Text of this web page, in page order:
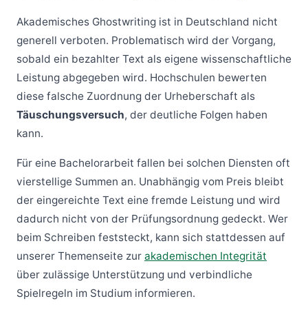
Akademisches Ghostwriting ist in Deutschland nicht
generell verboten. Problematisch wird der Vorgang,
sobald ein bezahlter Text als eigene wissenschaftliche
Leistung abgegeben wird. Hochschulen bewerten
diese falsche Zuordnung der Urheberschaft als
Täuschungsversuch, der deutliche Folgen haben
kann.
Für eine Bachelorarbeit fallen bei solchen Diensten oft
vierstellige Summen an. Unabhängig vom Preis bleibt
der eingereichte Text eine fremde Leistung und wird
dadurch nicht von der Prüfungsordnung gedeckt. Wer
beim Schreiben feststeckt, kann sich stattdessen auf
unserer Themenseite zur akademischen Integrität
über zulässige Unterstützung und verbindliche
Spielregeln im Studium informieren.